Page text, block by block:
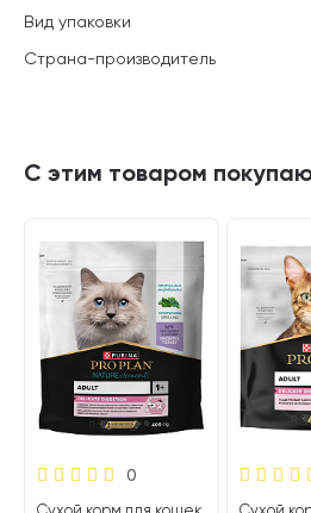
Вид упаковки
Страна-производитель
С этим товаром
0